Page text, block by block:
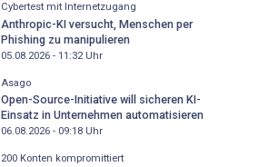
Cybertest mit Internetzugang
Anthropic-KI versucht, Menschen per
Phishing zu manipulieren
05.08.2026 - 11:32Uhr
Asago
Open-Source-Initiative will sicheren KI-
Einsatz in Unternehmen automatisieren
06.08.2026 - 09:18Uhr
200 Konten kompromittiert